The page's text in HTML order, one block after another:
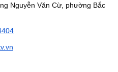
Văn Cừ, phường Bắc